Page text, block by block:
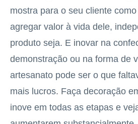
mostra para o seu cliente
agregar valor à vida dele,
produto seja. E inovar na
demonstração ou na forma de
artesanato pode ser o que
mais lucros. Faça decoração
inove em todas as etapas e